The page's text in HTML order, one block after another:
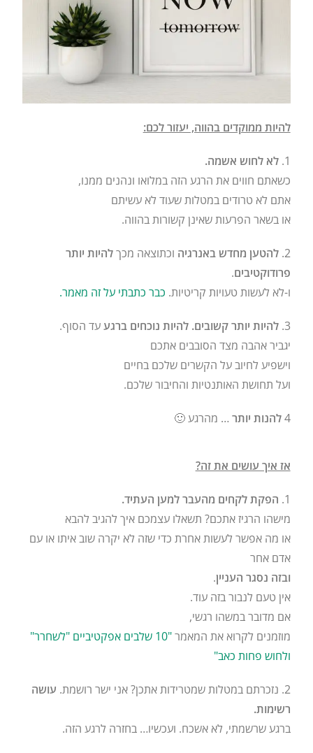
להיות ממוקדים בהווה, יעזור לכם:
1. לא לחוש אשמה.
כשאתם חווים את הרגע הזה במלואו ונהנים ממנו,
אתם לא טרודים במטלות שעוד לא עשיתם
או בשאר הפרעות שאינן קשורות בהווה.
2. להטען מחדש באנרגיה וכתוצאה מכךלהיות יותר
פרודוקטיבים.
ו-לא לעשות טעויות קריטיות. כבר כתבתי על זה מאמר.
3. להיות יותר קשובים. להיות נוכחים ברגעעד הסוף.
יגביר אהבה מצד הסובבים אתכם
וישפיע לחיוב על הקשרים שלכם בחיים
ועל תחושת האותנטיות והחיבור שלכם.
4להנות יותר … מהרגע 🙂
אז איך עושים את זה?
1. הפקת לקחים מהעבר למען העתיד.
מישהו הרגיז אתכם? תשאלו עצמכם איך להגיב להבא
או מה אפשר לעשות אחרת כדי שזה לא יקרה שוב איתו או עם
אדם אחר
ובזה נסגר העניין.
אין טעם לנבור בזה עוד.
אם מדובר במשהו רגשי,
מוזמנים לקרוא את המאמר
"10 שלבים אפקטיביים "לשחרר"
ולחוש פחות כאב"
2. נזכרתם במטלות שמטרידות אתכן? אני ישר רושמת.
עושה
רשימות.
ברגע שרשמתי, לא אשכח. ועכשיו… בחזרה לרגע הזה.